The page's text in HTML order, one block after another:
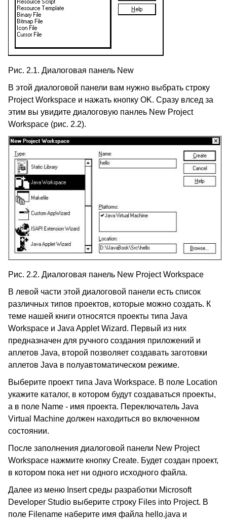
Рис. 2.1. Диалоговая панель New
В этой диалоговой панели вам нужно выбрать строку
Project Workspace и нажать кнопку OK. Сразу влсед за
этим вы увидите диалоговую панлеь New Project
Workspace (рис. 2.2).
Рис. 2.2. Диалоговая панель New Project Workspace
В левой части этой диалоговой панели есть список
различных типов проектов, которые можно создать. К
теме нашей книги относятся проекты типа Java
Workspace и Java Applet Wizard. Первый из них
предназначен для ручного создания приложений и
аплетов Java, второй позволяет создавать заготовки
аплетов Java в полуавтоматическом режиме.
Выберите проект типа Java Workspace. В поле Location
укажите каталог, в котором будут создаваться проекты,
а в поле Name - имя проекта. Переключатель Java
Virtual Machine должен находиться во включенном
состоянии.
После заполнения диалоговой панели New Project
Workspace нажмите кнопку Create. Будет создан проект,
в котором пока нет ни одного исходного файла.
Далее из меню Insert среды разработки Microsoft
Developer Studio выберите строку Files into Project. В
поле Filename наберите имя файла hello.java и